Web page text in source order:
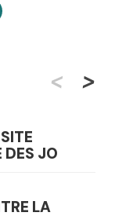
<
DES JO
LA
>